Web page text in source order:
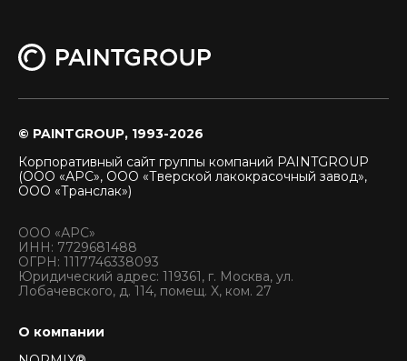
© PAINTGROUP, 1993-2026
Корпоративный сайт группы компаний PAINTGROUP
(ООО «АРС», ООО «Тверской лакокрасочный завод»,
ООО «Транслак»)
ООО «АРС»
ИНН: 7729681488
ОГРН: 1117746338093
Юридический адрес: 119361, г. Москва, ул.
Лобачевского, д. 114, помещ. X, ком. 27
О компании